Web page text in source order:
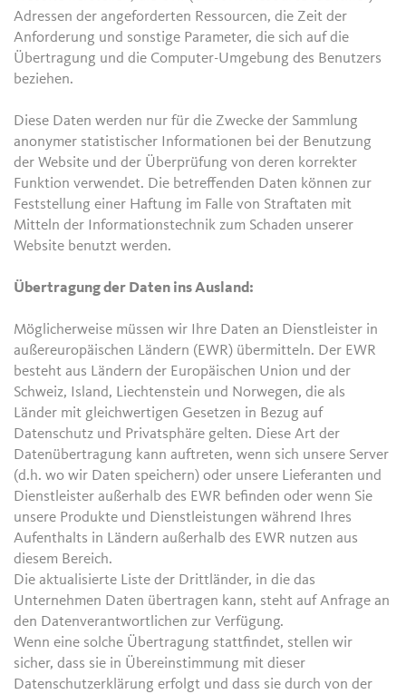
Adressen der angeforderten Ressourcen, die Zeit der
Anforderung und sonstige Parameter, die sich auf die
Übertragung und die Computer-Umgebung des Benutzers
beziehen.
Diese Daten werden nur für die Zwecke der Sammlung
anonymer statistischer Informationen bei der Benutzung
der Website und der Überprüfung von deren korrekter
Funktion verwendet. Die betreffenden Daten können zur
Feststellung einer Haftung im Falle von Straftaten mit
Mitteln der Informationstechnik zum Schaden unserer
Website benutzt werden.
Übertragung der Daten ins Ausland:
Möglicherweise müssen wir Ihre Daten an Dienstleister in
außereuropäischen Ländern (EWR) übermitteln. Der EWR
besteht aus Ländern der Europäischen Union und der
Schweiz, Island, Liechtenstein und Norwegen, die als
Länder mit gleichwertigen Gesetzen in Bezug auf
Datenschutz und Privatsphäre gelten. Diese Art der
Datenübertragung kann auftreten, wenn sich unsere Server
(d.h. wo wir Daten speichern) oder unsere Lieferanten und
Dienstleister außerhalb des EWR befinden oder wenn Sie
unsere Produkte und Dienstleistungen während Ihres
Aufenthalts in Ländern außerhalb des EWR nutzen aus
diesem Bereich.
Die aktualisierte Liste der Drittländer, in die das
Unternehmen Daten übertragen kann, steht auf Anfrage an
den Datenverantwortlichen zur Verfügung.
Wenn eine solche Übertragung stattfindet, stellen wir
sicher, dass sie in Übereinstimmung mit dieser
Datenschutzerklärung erfolgt und dass sie durch von der